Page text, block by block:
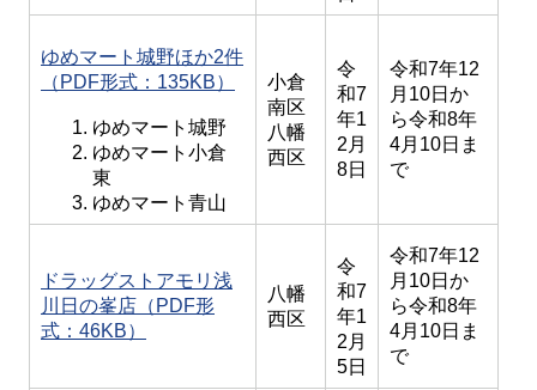
ゆめマート城野ほか2件
（PDF形式：135KB）
ゆめマート城野
ゆめマート小倉
東
ゆめマート青山
小倉
南区
八幡
西区
令
和7
年1
2月
8日
令和7年12
月10日か
ら令和8年
4月10日ま
で
ドラッグストアモリ浅
川日の峯店（PDF形
式：46KB）
八幡
西区
令
和7
年1
2月
5日
令和7年12
月10日か
ら令和8年
4月10日ま
で